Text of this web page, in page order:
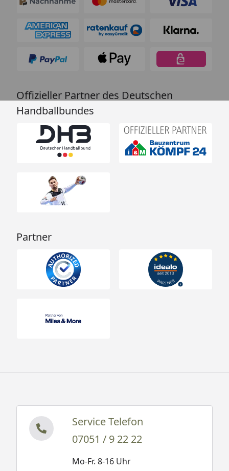
Offizieller Partner des Deutschen
Handballbundes
Partner
Service Telefon
07051 / 9 22 22
Mo-Fr. 8-16 Uhr